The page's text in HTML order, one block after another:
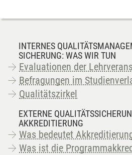
INTERNES
SICHERUNG: WAS WIR TUN
Evaluationen der
Befragungen im
Qualitätszirkel
EXTERNE
AKKREDITIERUNG
Was bedeutet
Was ist die